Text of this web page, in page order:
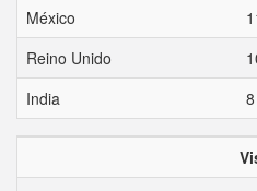
México
Reino Unido
India
8